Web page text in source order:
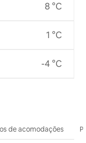
8 °C
1 °C
-4 °C
de acomodações